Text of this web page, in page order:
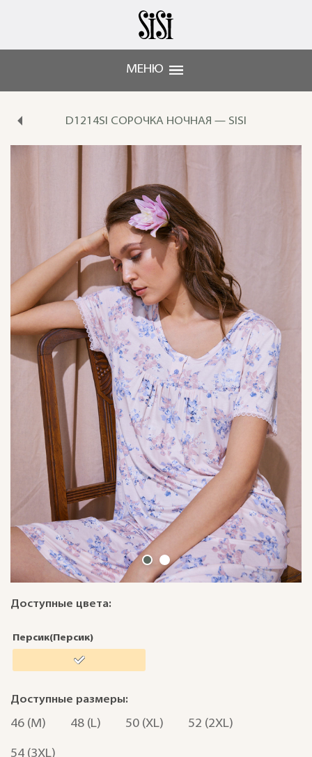
МЕНЮ
D1214SI СОРОЧКА НОЧНАЯ — SISI
Доступные цвета:
Персик(Персик)
Доступные размеры:
46 (M) 48 (L) 50 (XL) 52 (2XL)
54 (3XL)